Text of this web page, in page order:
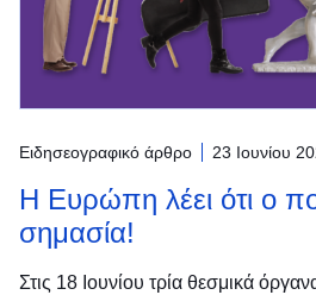
Ειδησεογραφικό άρθρο 23 Ιουνίου
Η Ευρώπη λέει ότι ο
σημασία!
Στις 18 Ιουνίου τρία θεσμικά